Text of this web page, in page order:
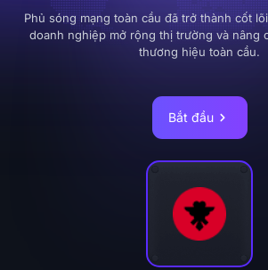
Phủ sóng mạng toàn cầu đã trở thành cốt
doanh nghiệp mở rộng thị trường và nâng
thương hiệu toàn cầu.
Bắt đầu